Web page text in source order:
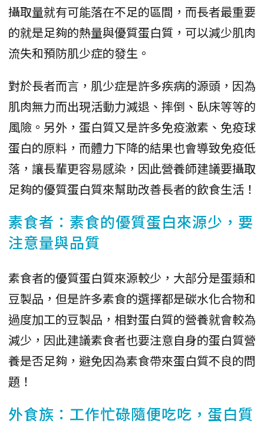
攝取量就有可能落在不足的區間，而長者最重要
的就是足夠的熱量與優質蛋白質，可以減少肌肉
流失和預防肌少症的發生。
對於長者而言，肌少症是許多疾病的源頭，因為
肌肉無力而出現活動力減退、摔倒、臥床等等的
風險。另外，蛋白質又是許多免疫激素、免疫球
蛋白的原料，而體力下降的結果也會導致免疫低
落，讓長輩更容易感染，因此營養師建議要攝取
足夠的優質蛋白質來幫助改善長者的飲食生活！
素食者：素食的優質蛋白來源少，要
注意量與品質
素食者的優質蛋白質來源較少，大部分是蛋類和
豆製品，但是許多素食的選擇都是碳水化合物和
過度加工的豆製品，相對蛋白質的營養就會較為
減少，因此建議素食者也要注意自身的蛋白質營
養是否足夠，避免因為素食帶來蛋白質不良的問
題！
外食族：工作忙碌隨便吃吃，蛋白質